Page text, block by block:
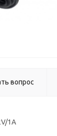
вопрос
1А